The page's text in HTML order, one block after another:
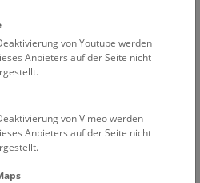
im Museum
von Youtube werden
Anbieters auf der Seite nicht
von Vimeo werden
Anbieters auf der Seite nicht